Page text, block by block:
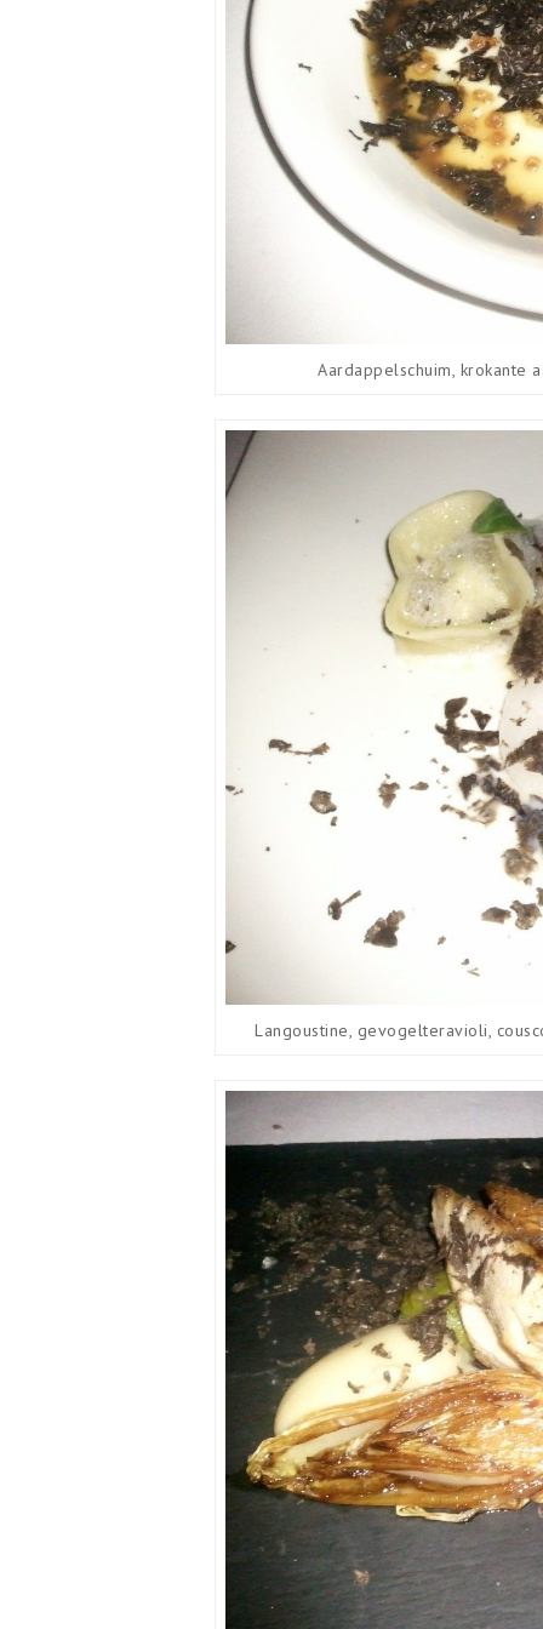
Aardappelschuim, krokante
Langoustine, gevogelteravioli,